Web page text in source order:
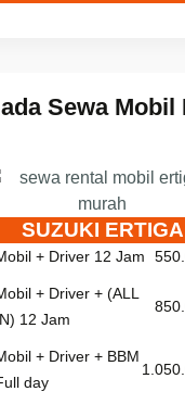
Sewa
SUZUKI ERTIGA
+ Driver 12 Jam
+ Driver + (ALL
12 Jam
+ Driver + BBM
day